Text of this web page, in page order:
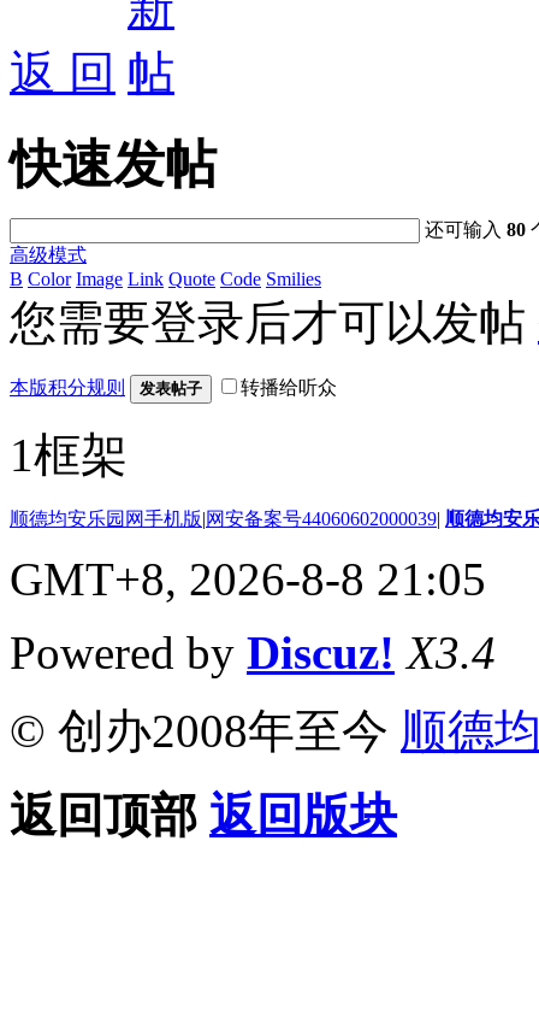
返 回
快速发帖
还可输入80
高级模式
B Color Image Link Quote Code Smilies
您需要登录后才可以发帖
本版积分规则 发表帖子 转播给听众
1框架
顺德均安乐园网手机版|网安备案号44060602000039| 顺德均安
GMT+8, 2026-8-8 21:05
Powered by Discuz! X3.4
© 创办2008年至今 顺德
返回顶部 返回版块